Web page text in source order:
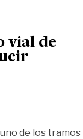
vial de
de los tramos